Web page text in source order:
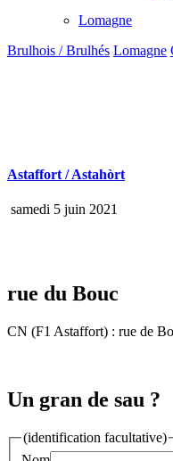
Lomagne
Brulhois / Brulhés Lomagne
Astaffort / Astahòrt
samedi 5 juin 2021
rue du Bouc
CN (F1 Astaffort) : rue de
Un gran de sau ?
(identification facultative)